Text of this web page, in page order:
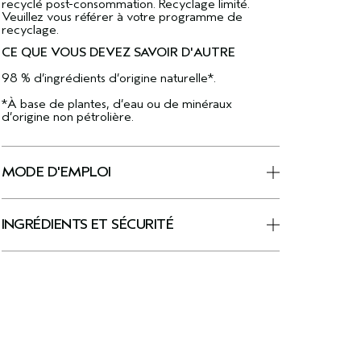
recyclé post-consommation. Recyclage limité.
Veuillez vous référer à votre programme de
recyclage.
CE QUE VOUS DEVEZ SAVOIR D'AUTRE
98 % d’ingrédients d’origine naturelle*.
*À base de plantes, d’eau ou de minéraux
d’origine non pétrolière.
MODE D'EMPLOI
INGRÉDIENTS ET SÉCURITÉ